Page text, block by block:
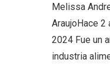
Melissa
AraujoHace 2
2024 Fue un
industria